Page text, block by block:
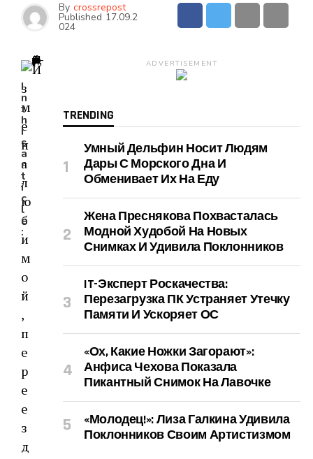
By crossrepost
Published 17.09.2
024
I
n
t
h
i
s
a
r
t
i
c
l
e
:
ADVERTISEMENT
TRENDING
Умный Дельфин Носит Людям
Дары С Морского Дна И
Обменивает Их На Еду
Жена Преснякова Похвасталась
Модной Худобой На Новых
Снимках И Удивила Поклонников
IT-Эксперт Роскачества:
Перезагрузка ПК Устраняет Утечку
Памяти И Ускоряет ОС
«Ох, Какие Ножки Загорают»:
Анфиса Чехова Показала
Пикантный Снимок На Лавочке
«Молодец!»: Лиза Галкина Удивила
Поклонников Своим Артистизмом